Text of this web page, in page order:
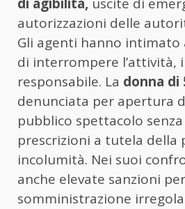
autorizzazioni delle
Gli agenti hanno intimato
di interrompere l’attività,
responsabile. La donna di
denunciata per apertura
pubblico spettacolo
prescrizioni a tutela della
incolumità. Nei suoi
anche elevate sanzioni
somministrazione